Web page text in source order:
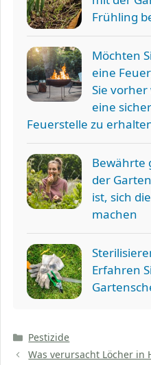
Frühling
Möchten
eine
Sie
eine
Feuerstelle zu
Bewährte
der
ist, sich
machen
Erfahren
Kategorien
Pestizide
Was verursacht Löcher in